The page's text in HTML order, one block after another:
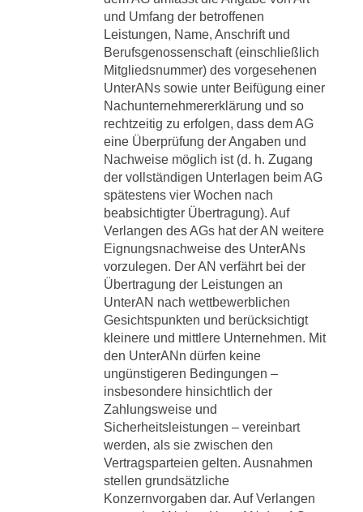
und Umfang der betroffenen
Leistungen, Name, Anschrift und
Berufsgenossenschaft (einschließlich
Mitgliedsnummer) des vorgesehenen
UnterANs sowie unter Beifügung einer
Nachunternehmererklärung und so
rechtzeitig zu erfolgen, dass dem AG
eine Überprüfung der Angaben und
Nachweise möglich ist (d. h. Zugang
der vollständigen Unterlagen beim AG
spätestens vier Wochen nach
beabsichtigter Übertragung). Auf
Verlangen des AGs hat der AN weitere
Eignungsnachweise des UnterANs
vorzulegen. Der AN verfährt bei der
Übertragung der Leistungen an
UnterAN nach wettbewerblichen
Gesichtspunkten und berücksichtigt
kleinere und mittlere Unternehmen. Mit
den UnterANn dürfen keine
ungünstigeren Bedingungen –
insbesondere hinsichtlich der
Zahlungsweise und
Sicherheitsleistungen – vereinbart
werden, als sie zwischen den
Vertragsparteien gelten. Ausnahmen
stellen grundsätzliche
Konzernvorgaben dar. Auf Verlangen